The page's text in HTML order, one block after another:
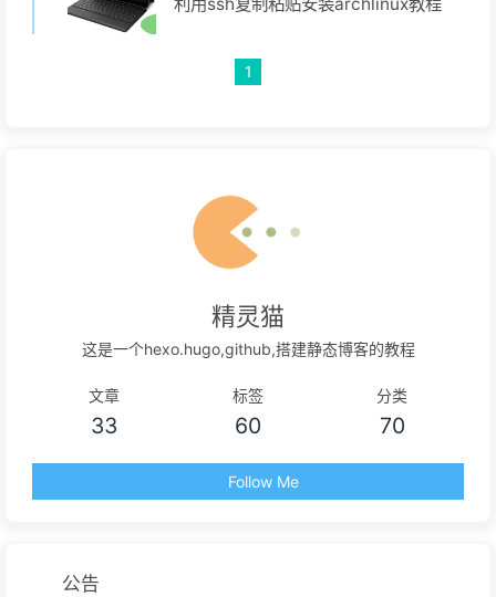
1
精灵猫
这是一个hexo.hugo,github,搭建静态博客的教程
文章
33
标签
60
分类
70
Follow Me
公告